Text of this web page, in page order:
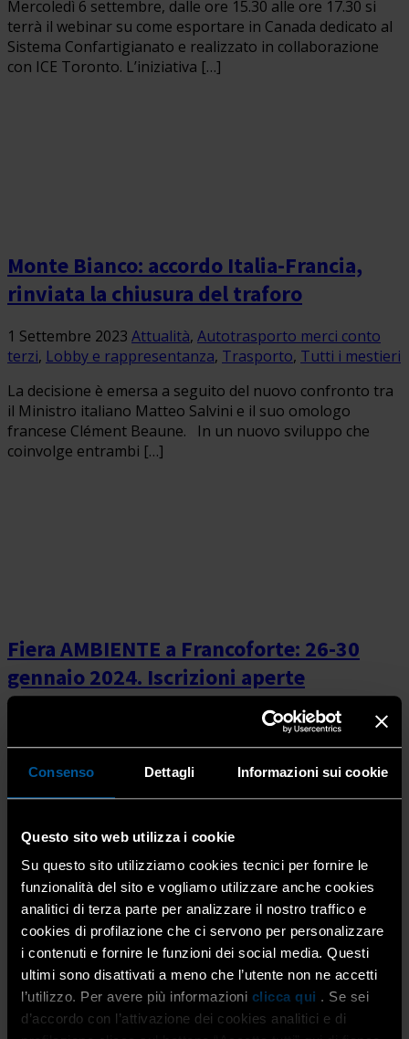
Consenso Dettagli Informazioni sui cookie
Questo sito web utilizza i cookie
Su questo sito utilizziamo cookies tecnici per fornire le
funzionalità del sito e vogliamo utilizzare anche cookies
analitici di terza parte per analizzare il nostro traffico e
cookies di profilazione che ci servono per personalizzare
i contenuti e fornire le funzioni dei social media. Questi
ultimi sono disattivati a meno che l’utente non ne accetti
l’utilizzo. Per avere più informazioni clicca qui . Se sei
d’accordo con l’attivazione dei cookies analitici e di
Mercoledì 6 settembre, dalle ore 15.30 alle ore 17.30 si
terrà il webinar su come esportare in Canada dedicato al
Sistema Confartigianato e realizzato in collaborazione
con ICE Toronto. L’iniziativa […]
Monte Bianco: accordo Italia-Francia,
rinviata la chiusura del traforo
1 Settembre 2023 Attualità, Autotrasporto merci conto
terzi, Lobby e rappresentanza, Trasporto, Tutti i mestieri
La decisione è emersa a seguito del nuovo confronto tra
il Ministro italiano Matteo Salvini e il suo omologo
francese Clément Beaune. In un nuovo sviluppo che
coinvolge entrambi […]
Fiera AMBIENTE a Francoforte: 26-30
gennaio 2024. Iscrizioni aperte
ICE Agenzia, in collaborazione con Confartigianato,
organizza la partecipazione collettiva dedicata delle
aziende italiane operanti nel settore arredamento e
terrà dal 26 […]
Remissione in bonis: ancora possibile